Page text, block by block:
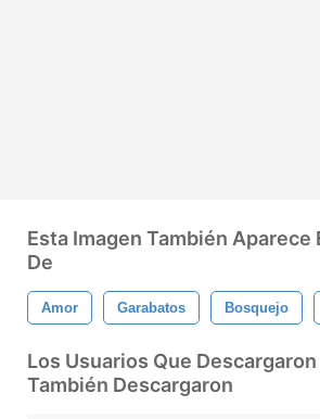
Esta Imagen También Aparece
De
Amor Garabatos Bosquejo
Los Usuarios Que
También Descargaron